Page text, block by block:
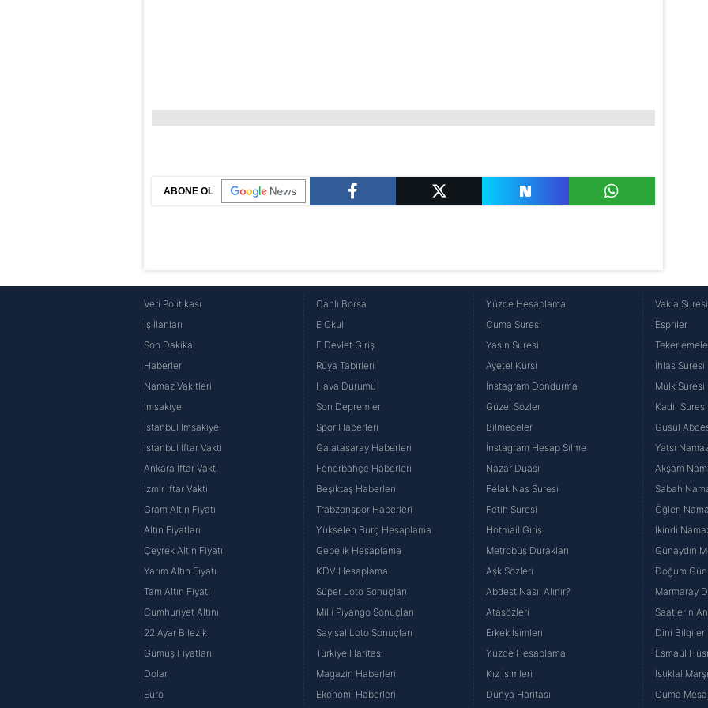
ABONE OL
Veri Politikası
İş İlanları
Son Dakika
Haberler
Namaz Vakitleri
İmsakiye
İstanbul İmsakiye
İstanbul İftar Vakti
Ankara İftar Vakti
İzmir İftar Vakti
Gram Altın Fiyatı
Altın Fiyatları
Çeyrek Altın Fiyatı
Yarım Altın Fiyatı
Tam Altın Fiyatı
Cumhuriyet Altını
22 Ayar Bilezik
Gümüş Fiyatları
Dolar
Euro
Canlı Borsa
E Okul
E Devlet Giriş
Rüya Tabirleri
Hava Durumu
Son Depremler
Spor Haberleri
Galatasaray Haberleri
Fenerbahçe Haberleri
Beşiktaş Haberleri
Trabzonspor Haberleri
Yükselen Burç Hesaplama
Gebelik Hesaplama
KDV Hesaplama
Süper Loto Sonuçları
Milli Piyango Sonuçları
Sayısal Loto Sonuçları
Türkiye Haritası
Magazin Haberleri
Ekonomi Haberleri
Yüzde Hesaplama
Cuma Suresi
Yasin Suresi
Ayetel Kürsi
İnstagram Dondurma
Güzel Sözler
Bilmeceler
İnstagram Hesap Silme
Nazar Duası
Felak Nas Suresi
Fetih Suresi
Hotmail Giriş
Metrobüs Durakları
Aşk Sözleri
Abdest Nasıl Alınır?
Atasözleri
Erkek İsimleri
Yüzde Hesaplama
Kız İsimleri
Dünya Haritası
Vakıa Suresi
Espriler
İhlas Suresi
Mülk Suresi
Kadir Suresi
Gusül
Yatsı
Akşam
Sabah
Öğlen
İkindi
Günaydın
Doğum
Marmaray
Saatlerin
Dini Bilgiler
Esmaül
İstiklal
Cuma